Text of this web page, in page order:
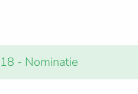
- Nominatie